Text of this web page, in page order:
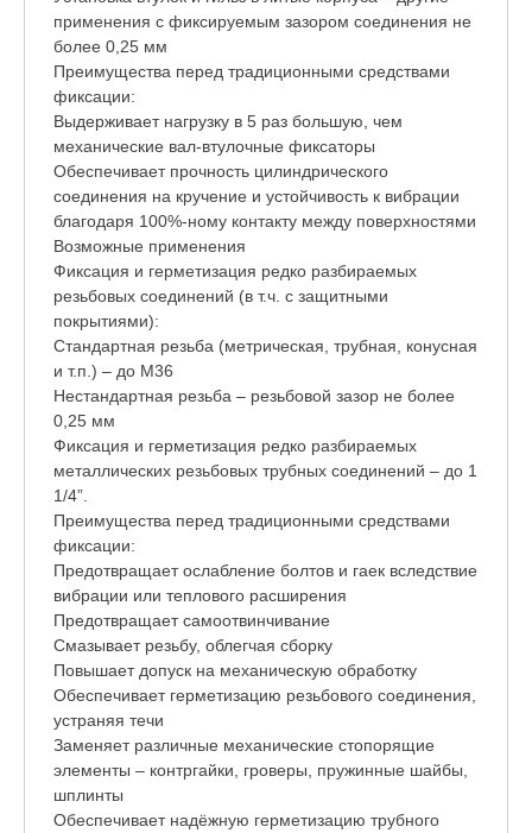
применения с фиксируемым зазором соединения не
более 0,25 мм
Преимущества перед традиционными средствами
фиксации:
Выдерживает нагрузку в 5 раз большую, чем
механические вал-втулочные фиксаторы
Обеспечивает прочность цилиндрического
соединения на кручение и устойчивость к вибрации
благодаря 100%-ному контакту между поверхностями
Возможные применения
Фиксация и герметизация редко разбираемых
резьбовых соединений (в т.ч. с защитными
покрытиями):
Стандартная резьба (метрическая, трубная, конусная
и т.п.) – до М36
Нестандартная резьба – резьбовой зазор не более
0,25 мм
Фиксация и герметизация редко разбираемых
металлических резьбовых трубных соединений – до 1
1/4”.
Преимущества перед традиционными средствами
фиксации:
Предотвращает ослабление болтов и гаек вследствие
вибрации или теплового расширения
Предотвращает самоотвинчивание
Смазывает резьбу, облегчая сборку
Повышает допуск на механическую обработку
Обеспечивает герметизацию резьбового соединения,
устраняя течи
Заменяет различные механические стопорящие
элементы – контргайки, гроверы, пружинные шайбы,
шплинты
Обеспечивает надёжную герметизацию трубного